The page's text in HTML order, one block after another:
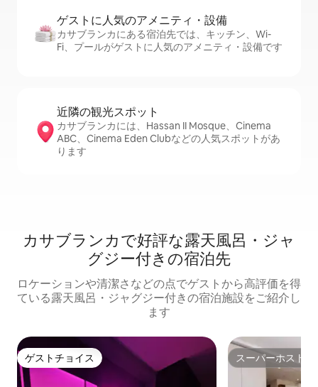
ゲストに人⁠気⁠のア⁠メ⁠ニ⁠テ⁠ィ・設⁠備
カサブランカにある宿泊先では、キッチン、Wi-
Fi、プールがゲストに人気のアメニティ・設備です
近隣の観光ス⁠ポ⁠ッ⁠ト
カサブランカには、Hassan II Mosque、Cinema
ABC、Cinema Eden Clubなどの人気スポットがあ
ります
カサブランカで好評な露天風呂・ジャ
グジー付きの宿泊先
ロケーションや清潔さなどの点でゲストから高評価を得
ている露天風呂・ジャグジー付きの宿泊施設をご紹介し
ます
ゲストチョイス
ゲストチョイス スーパーホスト
スーパーホスト